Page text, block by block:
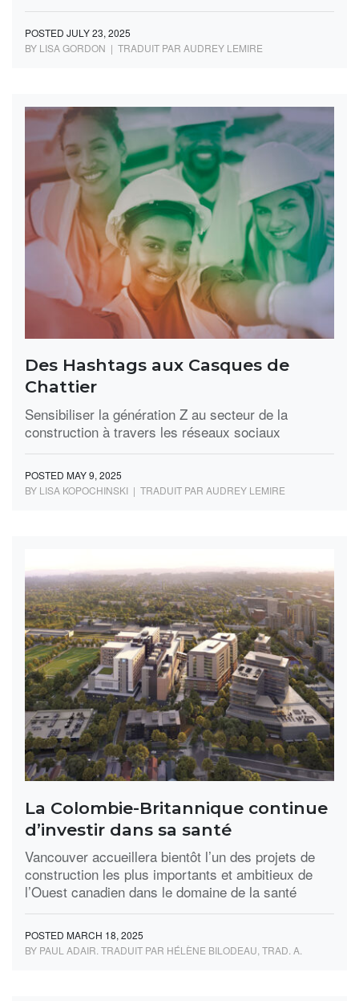
POSTED JULY 23, 2025
BY LISA GORDON | TRADUIT PAR AUDREY LEMIRE
Des Hashtags aux Casques de
Chattier
Sensibiliser la génération Z au secteur de la
construction à travers les réseaux sociaux
POSTED MAY 9, 2025
BY LISA KOPOCHINSKI | TRADUIT PAR AUDREY LEMIRE
La Colombie-Britannique continue
d’investir dans sa santé
Vancouver accueillera bientôt l’un des projets de
construction les plus importants et ambitieux de
l’Ouest canadien dans le domaine de la santé
POSTED MARCH 18, 2025
BY PAUL ADAIR. TRADUIT PAR HÉLÈNE BILODEAU, TRAD. A.